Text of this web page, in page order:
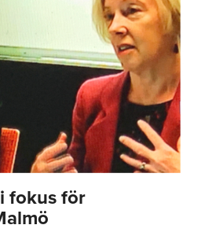
fokus för